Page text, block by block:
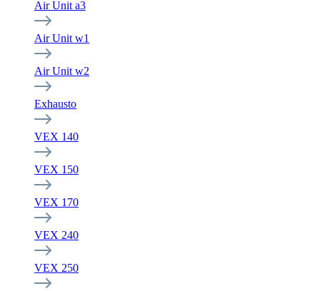
Air Unit a3
Air Unit w1
Air Unit w2
Exhausto
VEX 140
VEX 150
VEX 170
VEX 240
VEX 250